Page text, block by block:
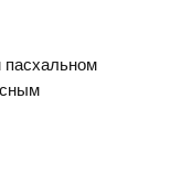
пасхальном